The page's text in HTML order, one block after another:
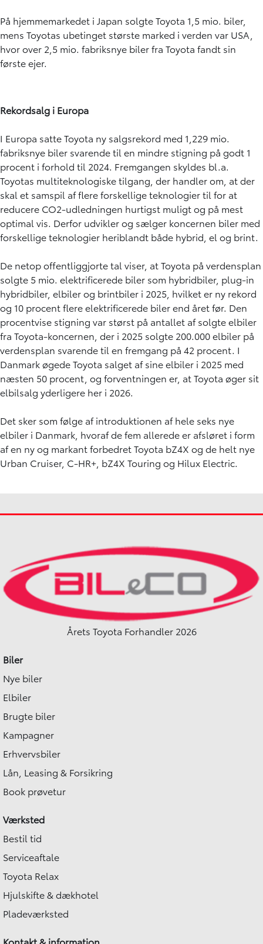
På hjemmemarkedet i Japan solgte Toyota 1,5 mio. biler,
mens Toyotas ubetinget største marked i verden var USA,
hvor over 2,5 mio. fabriksnye biler fra Toyota fandt sin
første ejer.
Rekordsalg i Europa
I Europa satte Toyota ny salgsrekord med 1,229 mio.
fabriksnye biler svarende til en mindre stigning på godt 1
procent i forhold til 2024. Fremgangen skyldes bl.a.
Toyotas multiteknologiske tilgang, der handler om, at der
skal et samspil af flere forskellige teknologier til for at
reducere CO2-udledningen hurtigst muligt og på mest
optimal vis. Derfor udvikler og sælger koncernen biler med
forskellige teknologier heriblandt både hybrid, el og brint.
De netop offentliggjorte tal viser, at Toyota på verdensplan
solgte 5 mio. elektrificerede biler som hybridbiler, plug-in
hybridbiler, elbiler og brintbiler i 2025, hvilket er ny rekord
og 10 procent flere elektrificerede biler end året før. Den
procentvise stigning var størst på antallet af solgte elbiler
fra Toyota-koncernen, der i 2025 solgte 200.000 elbiler på
verdensplan svarende til en fremgang på 42 procent. I
Danmark øgede Toyota salget af sine elbiler i 2025 med
næsten 50 procent, og forventningen er, at Toyota øger sit
elbilsalg yderligere her i 2026.
Det sker som følge af introduktionen af hele seks nye
elbiler i Danmark, hvoraf de fem allerede er afsløret i form
af en ny og markant forbedret Toyota bZ4X og de helt nye
Urban Cruiser, C-HR+, bZ4X Touring og Hilux Electric.
Årets Toyota Forhandler 2026
Biler
Nye biler
Elbiler
Brugte biler
Kampagner
Erhvervsbiler
Lån, Leasing & Forsikring
Book prøvetur
Værksted
Bestil tid
Serviceaftale
Toyota Relax
Hjulskifte & dækhotel
Pladeværksted